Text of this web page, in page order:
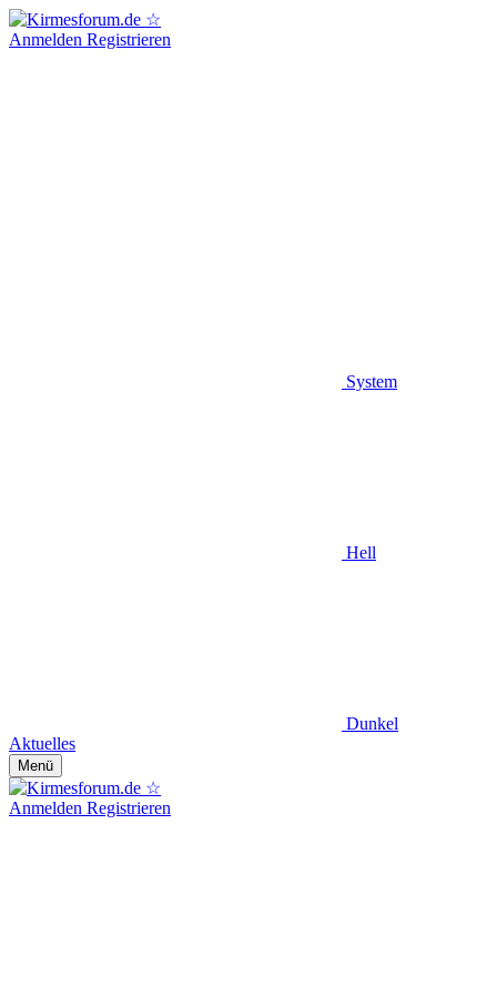
Anmelden Registrieren
System
Hell
Dunkel
Aktuelles
Menü
Anmelden Registrieren